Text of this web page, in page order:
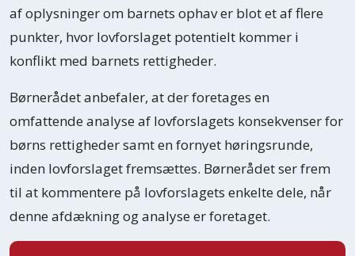
af oplysninger om barnets ophav er blot et af flere
punkter, hvor lovforslaget potentielt kommer i
konflikt med barnets rettigheder.
Børnerådet anbefaler, at der foretages en
omfattende analyse af lovforslagets konsekvenser for
børns rettigheder samt en fornyet høringsrunde,
inden lovforslaget fremsættes. Børnerådet ser frem
til at kommentere på lovforslagets enkelte dele, når
denne afdækning og analyse er foretaget.